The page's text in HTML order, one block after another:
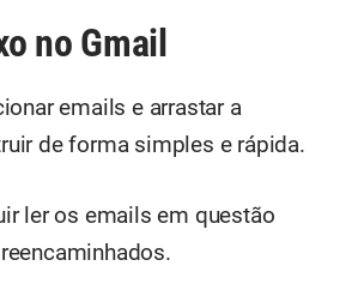
no Gmail
emails e arrastar a
de forma simples e rápida.
ler os emails em questão